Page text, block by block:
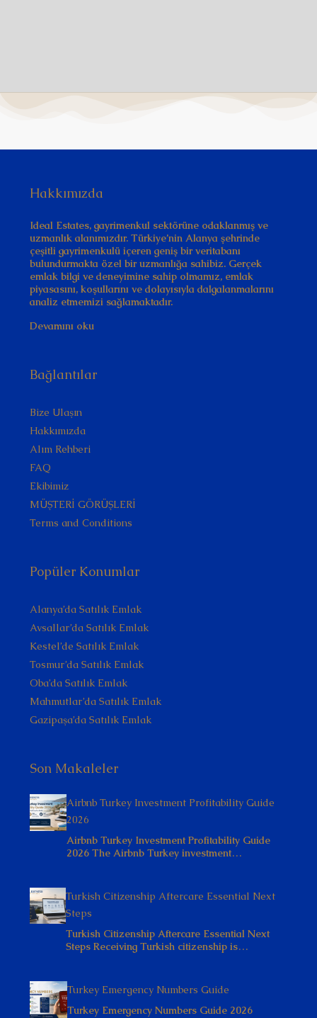
Hakkımızda
Ideal Estates, gayrimenkul sektörüne odaklanmış ve
uzmanlık alanımızdır. Türkiye’nin Alanya şehrinde
çeşitli gayrimenkulü içeren geniş bir veritabanı
bulundurmakta özel bir uzmanlığa sahibiz. Gerçek
emlak bilgi ve deneyimine sahip olmamız, emlak
piyasasını, koşullarını ve dolayısıyla dalgalanmalarını
analiz etmemizi sağlamaktadır.
Devamını oku
Bağlantılar
Bize Ulaşın
Hakkımızda
Alım Rehberi
FAQ
Ekibimiz
MÜŞTERİ GÖRÜŞLERİ
Terms and Conditions
Popüler Konumlar
Alanya’da Satılık Emlak
Avsallar’da Satılık Emlak
Kestel’de Satılık Emlak
Tosmur’da Satılık Emlak
Oba’da Satılık Emlak
Mahmutlar’da Satılık Emlak
Gazipaşa’da Satılık Emlak
Son Makaleler
Airbnb Turkey Investment Profitability Guide
2026
Airbnb Turkey Investment Profitability Guide
2026 The Airbnb Turkey investment…
Turkish Citizenship Aftercare Essential Next
Steps
Turkish Citizenship Aftercare Essential Next
Steps Receiving Turkish citizenship is…
Turkey Emergency Numbers Guide
Turkey Emergency Numbers Guide 2026